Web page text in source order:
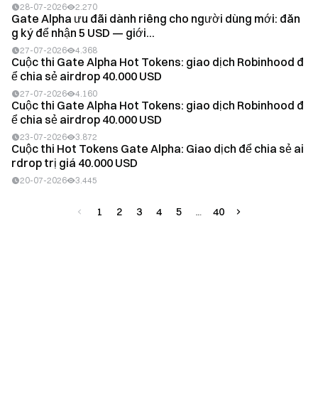
28-07-2026 2.270
Gate Alpha ưu đãi dành riêng cho người dùng mới: đăn
g ký để nhận 5 USD — giới...
27-07-2026 4.368
Cuộc thi Gate Alpha Hot Tokens: giao dịch Robinhood đ
ể chia sẻ airdrop 40.000 USD
27-07-2026 4.160
Cuộc thi Gate Alpha Hot Tokens: giao dịch Robinhood đ
ể chia sẻ airdrop 40.000 USD
23-07-2026 3.872
Cuộc thi Hot Tokens Gate Alpha: Giao dịch để chia sẻ ai
rdrop trị giá 40.000 USD
20-07-2026 3.445
1 2 3 4 5 40